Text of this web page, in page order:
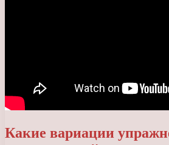
Какие вариации